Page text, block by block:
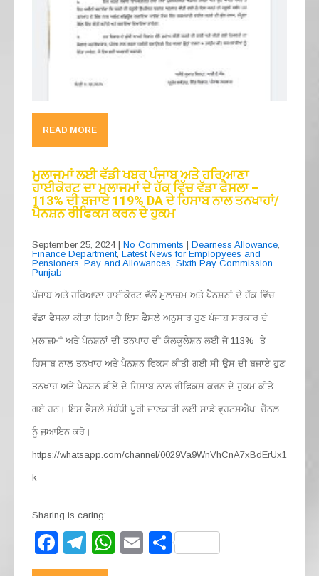
READ MORE
ਮੁਲਾਜਮਾਂ ਲਈ ਵੱਡੀ ਖਬਰ ਪੰਜਾਬ ਅਤੇ ਹਰਿਆਣਾ
ਹਾਈਕੋਰਟ ਦਾ ਮੁਲਾਜਮਾਂ ਦੇ ਹੱਕ ਵਿੱਚ ਵੱਡਾ ਫੈਸਲਾ –
113% ਦੀ ਬਜਾਏ 119% DA ਦੇ ਹਿਸਾਬ ਨਾਲ ਤਨਖਾਹਾਂ/
ਪੈਨਸ਼ਨ ਰੀਫਿਕਸ ਕਰਨ ਦੇ ਹੁਕਮ
September 25, 2024 | No Comments | Dearness Allowance
Finance Department, Latest News for Emplopyees and
Pensioners Pay and Allowances Sixth Pay Commission
Punjab
ਪੰਜਾਬ ਅਤੇ ਹਰਿਆਣਾ ਹਾਈਕੋਰਟ ਵੱਲੋਂ ਮੁਲਾਜ਼ਮ ਅਤੇ ਪੈਨਸ਼ਨਾਂ ਦੇ ਹੱਕ ਵਿੱਚ
ਵੱਡਾ ਫੈਸਲਾ ਕੀਤਾ ਗਿਆ ਹੈ ਇਸ ਫੈਸਲੇ ਅਨੁਸਾਰ ਹੁਣ ਪੰਜਾਬ ਸਰਕਾਰ ਦੇ
ਮੁਲਾਜ਼ਮਾਂ ਅਤੇ ਪੈਨਸ਼ਨਾਂ ਦੀ ਤਨਖਾਹ ਦੀ ਕੈਲਕੂਲੇਸ਼ਨ ਲਈ ਜੋ 113% ਤੇ
ਹਿਸਾਬ ਨਾਲ ਤਨਖਾਹ ਅਤੇ ਪੈਨਸ਼ਨ ਫਿਕਸ ਕੀਤੀ ਗਈ ਸੀ ਉਸ ਦੀ ਬਜਾਏ ਹੁਣ
ਤਨਖਾਹ ਅਤੇ ਪੈਨਸ਼ਨ ਡੀਏ ਦੇ ਹਿਸਾਬ ਨਾਲ ਰੀਫਿਕਸ ਕਰਨ ਦੇ ਹੁਕਮ ਕੀਤੇ
ਗਏ ਹਨ। ਇਸ ਫੈਸਲੇ ਸੰਬੰਧੀ ਪੂਰੀ ਜਾਣਕਾਰੀ ਲਈ ਸਾਡੇ ਵ੍ਹਟਸਐਪ ਚੈਨਲ
ਨੂੰ ਜੁਆਇਨ ਕਰੋ।
https://whatsapp.com/channel/0029Va9WnVhCnA7xBdErUx1
k
Sharing is caring:
F
a
T
el
W
E S